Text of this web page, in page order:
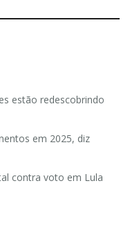
estão redescobrindo
em 2025, diz
contra voto em Lula